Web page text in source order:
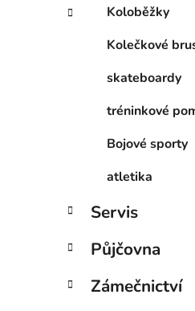
Koloběžky
Kolečkové
skateboardy
tréninkové
Bojové sporty
atletika
Servis
Půjčovna
Zámečnictví